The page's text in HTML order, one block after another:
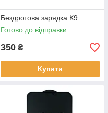
Бездротова зарядка К9
Готово до відправки
350 ₴
Купити